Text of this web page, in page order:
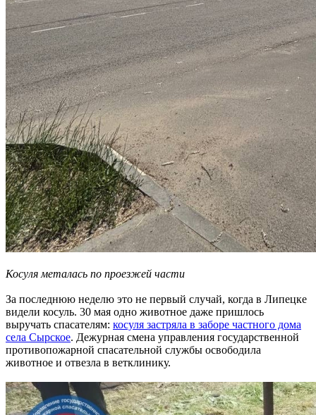
Косуля металась по проезжей части
За последнюю неделю это не первый случай, когда в Липецке
видели косуль. 30 мая одно животное даже пришлось
выручать спасателям: косуля застряла в заборе частного дома
села Сырское. Дежурная смена управления государственной
противопожарной спасательной службы освободила
животное и отвезла в ветклинику.